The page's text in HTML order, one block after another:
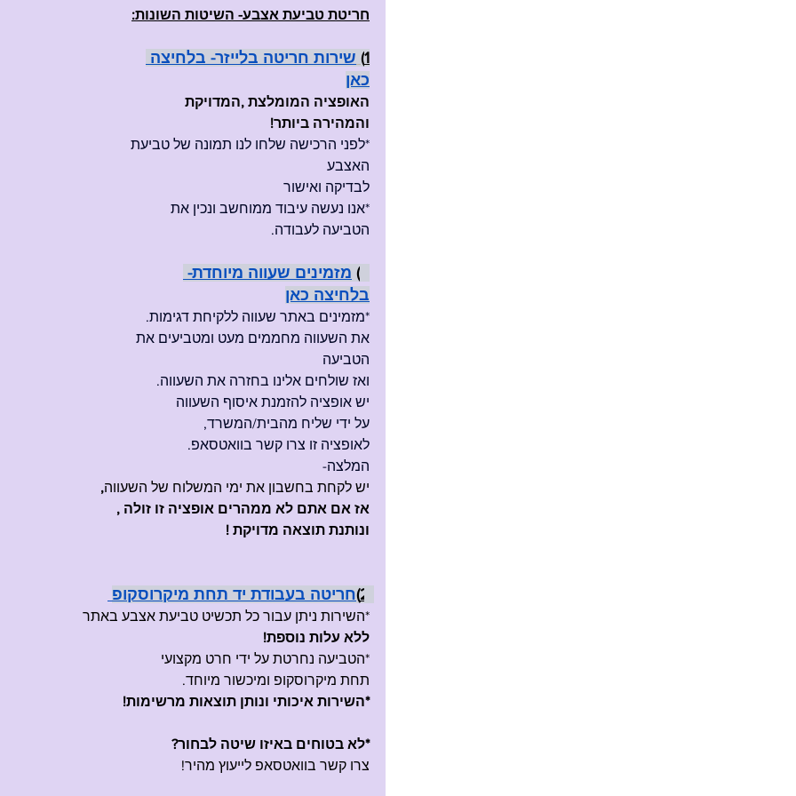
חריטת טביעת אצבע- השיטות השונות:
1
) שירות חריטה בלייזר- בלחיצה
כאן
האופציה המומלצת ,המדויקת
והמהירה ביותר!
*לפני הרכישה שלחו לנו תמונה של טביעת
האצבע
לבדיקה ואישור
*אנו נעשה עיבוד ממוחשב ונכין את
הטביעה לעבודה.
מזמינים שעווה מיוחדת-
בלחיצה כאן
*מזמינים באתר שעווה ללקיחת דגימות.
את השעווה מחממים מעט ומטביעים את
הטביעה
ואז שולחים אלינו בחזרה את השעווה.
יש אופציה להזמנת איסוף השעווה
על ידי שליח מהבית/המשרד,
לאופציה זו צרו קשר בוואטסאפ.
המלצה-
יש לקחת בחשבון את ימי המשלוח של השעווה,
אז אם אתם לא ממהרים אופציה זו זולה ,
ונותנת תוצאה מדויקת !
2) חריטה בעבודת יד תחת מיקרוסקופ
*השירות ניתן עבור כל תכשיט טביעת אצבע באתר
ללא עלות נוספת!
*הטביעה נחרטת על ידי חרט מקצועי
תחת מיקרוסקופ ומיכשור מיוחד.
*השירות איכותי ונותן תוצאות מרשימות!
*לא בטוחים באיזו שיטה לבחור?
צרו קשר בוואטסאפ לייעוץ מהיר!